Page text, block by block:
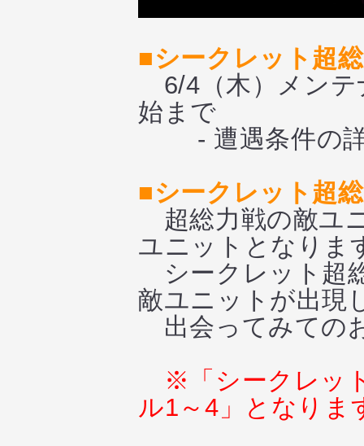
■シークレット超
6/4（木）メンテ
始まで
- 遭遇条件の
■シークレット超
超総力戦の敵ユ
ユニットとなりま
シークレット超
敵ユニットが出現
出会ってみての
※「シークレッ
ル1～4」となりま